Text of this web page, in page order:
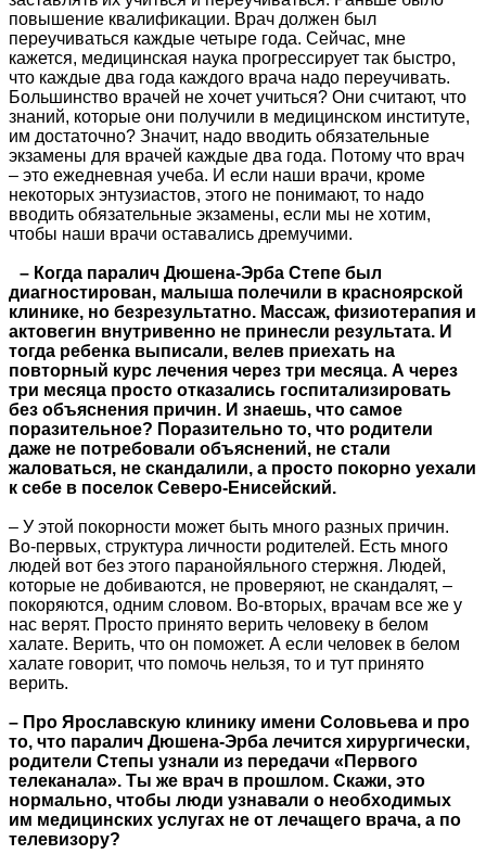
повышение квалификации. Врач должен был
переучиваться каждые четыре года. Сейчас, мне
кажется, медицинская наука прогрессирует так быстро,
что каждые два года каждого врача надо переучивать.
Большинство врачей не хочет учиться? Они считают, что
знаний, которые они получили в медицинском институте,
им достаточно? Значит, надо вводить обязательные
экзамены для врачей каждые два года. Потому что врач
– это ежедневная учеба. И если наши врачи, кроме
некоторых энтузиастов, этого не понимают, то надо
вводить обязательные экзамены, если мы не хотим,
чтобы наши врачи оставались дремучими.
– Когда паралич Дюшена-Эрба Степе был
диагностирован, малыша полечили в красноярской
клинике, но безрезультатно. Массаж, физиотерапия и
актовегин внутривенно не принесли результата. И
тогда ребенка выписали, велев приехать на
повторный курс лечения через три месяца. А через
три месяца просто отказались госпитализировать
без объяснения причин. И знаешь, что самое
поразительное? Поразительно то, что родители
даже не потребовали объяснений, не стали
жаловаться, не скандалили, а просто покорно уехали
к себе в поселок Северо-Енисейский.
– У этой покорности может быть много разных причин.
Во-первых, структура личности родителей. Есть много
людей вот без этого паранойяльного стержня. Людей,
которые не добиваются, не проверяют, не скандалят, –
покоряются, одним словом. Во-вторых, врачам все же у
нас верят. Просто принято верить человеку в белом
халате. Верить, что он поможет. А если человек в белом
халате говорит, что помочь нельзя, то и тут принято
верить.
– Про Ярославскую клинику имени Соловьева и про
то, что паралич Дюшена-Эрба лечится хирургически,
родители Степы узнали из передачи «Первого
телеканала». Ты же врач в прошлом. Скажи, это
нормально, чтобы люди узнавали о необходимых
им медицинских услугах не от лечащего врача, а по
телевизору?